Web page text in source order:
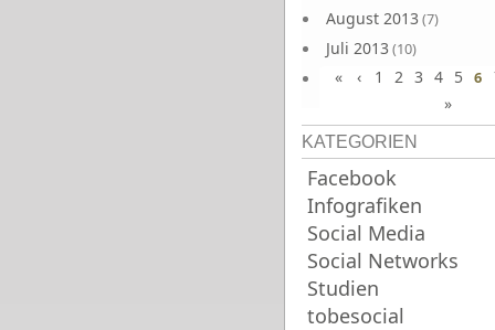
August 2013 (7)
Juli 2013 (10)
Juni 2013(10)
« ‹ 1 2 3 4 5 6
»
KATEGORIEN
Facebook
Infografiken
Social Media
Social Networks
Studien
tobesocial